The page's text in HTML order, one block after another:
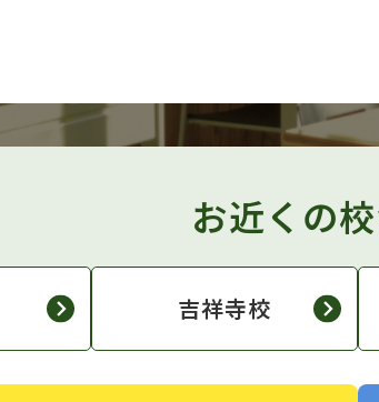
お近くの
吉祥寺校